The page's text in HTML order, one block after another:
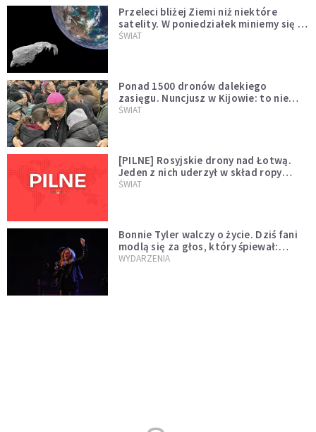
Przeleci bliżej Ziemi niż niektóre
satelity. W poniedziałek miniemy się z
asteroidą, która poprzedzi znacznie
ŚWIAT
Ponad 1500 dronów dalekiego
zasięgu. Nuncjusz w Kijowie: to nie
wygląda na wolę zakończenia wojny
ŚWIAT
[PILNE] Rosyjskie drony nad Łotwą.
Jeden z nich uderzył w skład ropy
naftowej
ŚWIAT
Bonnie Tyler walczy o życie. Dziś fani
modlą się za głos, który śpiewał:
"Lord, help me"
WYDARZENIA